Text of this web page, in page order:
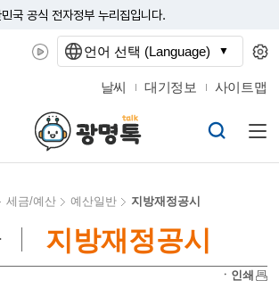
국 공식 전자정부 누리집입니다.
날씨 대기정보 사이트맵
세금/예산 예산일반 지방재정공시
지방재정공시
ㆍ인쇄
언어 선택 (Language)